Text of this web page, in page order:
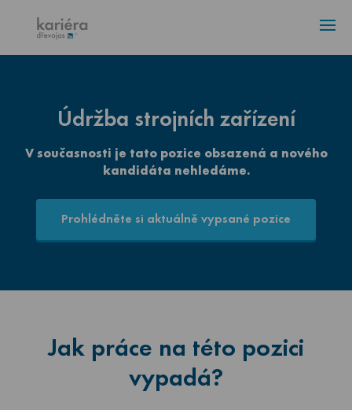
AKTUALITY
KONTAKT
Údržba strojních zařízení
V současnosti je tato pozice obsazená a nového
kandidáta nehledáme.
Prohlédněte si aktuálně vypsané pozice
Jak práce na této pozici
vypadá?